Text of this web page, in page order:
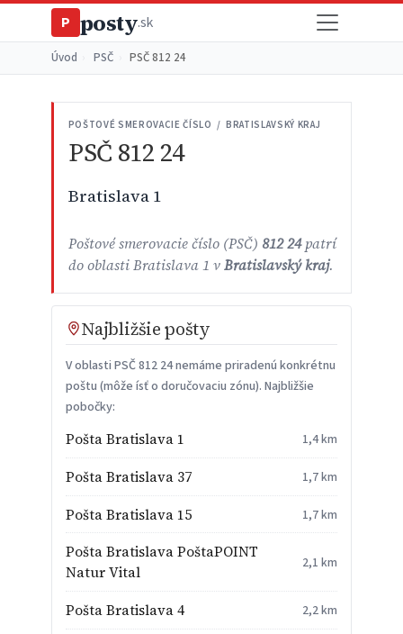
P posty.sk
Úvod PSČ PSČ 812 24
POŠTOVÉ SMEROVACIE ČÍSLO / BRATISLAVSKÝ KRAJ
PSČ 812 24
Bratislava 1
Poštové smerovacie číslo (PSČ) 812 24patrí
do oblasti Bratislava 1 vBratislavský kraj.
Najbližšie pošty
V oblasti PSČ 812 24 nemáme priradenú konkrétnu
poštu (môže ísť o doručovaciu zónu). Najbližšie
pobočky:
Pošta Bratislava 1 1,4 km
Pošta Bratislava 37 1,7 km
Pošta Bratislava 15 1,7 km
Pošta Bratislava PoštaPOINT
Natur Vital
2,1 km
Pošta Bratislava 4 2,2 km